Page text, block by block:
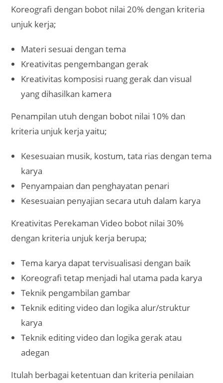
Koreografi dengan bobot nilai 20% dengan kriteria
unjuk kerja;
Materi sesuai dengan tema
Kreativitas pengembangan gerak
Kreativitas komposisi ruang gerak dan visual
yang dihasilkan kamera
Penampilan utuh dengan bobot nilai 10% dan
kriteria unjuk kerja yaitu;
Kesesuaian musik, kostum, tata rias dengan tema
karya
Penyampaian dan penghayatan penari
Kesesuaian penyajian secara utuh dalam karya
Kreativitas Perekaman Video bobot nilai 30%
dengan kriteria unjuk kerja berupa;
Tema karya dapat tervisualisasi dengan baik
Koreografi tetap menjadi hal utama pada karya
Teknik pengambilan gambar
Teknik editing video dan logika alur/struktur
karya
Teknik editing video dan logika gerak atau
adegan
Itulah berbagai ketentuan dan kriteria penilaian